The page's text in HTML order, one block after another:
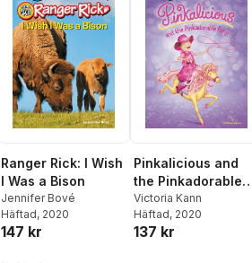
Ranger Rick: I Wish
I Was a Bison
Jennifer Bové
Häftad, 2020
147 kr
Pinkalicious and
the Pinkadorable
Pony
Victoria Kann
Häftad, 2020
137 kr